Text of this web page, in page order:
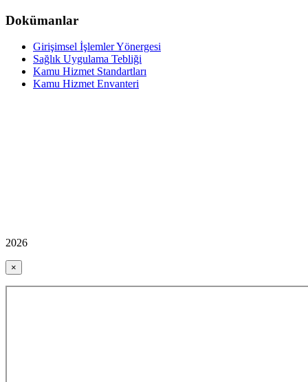
Dokümanlar
Girişimsel İşlemler Yönergesi
Sağlık Uygulama Tebliği
Kamu Hizmet Standartları
Kamu Hizmet Envanteri
2026
×